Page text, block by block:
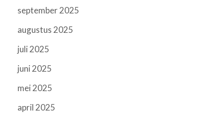
september 2025
augustus 2025
juli 2025
juni 2025
mei 2025
april 2025